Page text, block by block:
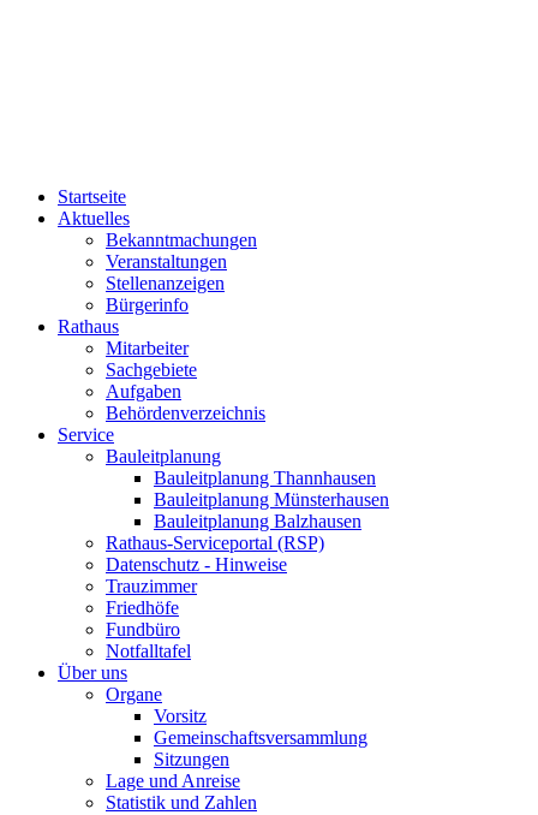
Startseite
Aktuelles
Bekanntmachungen
Veranstaltungen
Stellenanzeigen
Bürgerinfo
Rathaus
Mitarbeiter
Sachgebiete
Aufgaben
Behördenverzeichnis
Service
Bauleitplanung
Bauleitplanung Thannhausen
Bauleitplanung Münsterhausen
Bauleitplanung Balzhausen
Rathaus-Serviceportal (RSP)
Datenschutz - Hinweise
Trauzimmer
Friedhöfe
Fundbüro
Notfalltafel
Über uns
Organe
Vorsitz
Gemeinschaftsversammlung
Sitzungen
Lage und Anreise
Statistik und Zahlen